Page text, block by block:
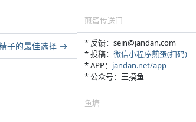
子的最佳选择
煎蛋传送门
* 反馈：sein@jandan.com
* 投稿： 微信小程序煎蛋(扫码)
* APP： jandan.net/app
* 公众号：王摸鱼
鱼塘